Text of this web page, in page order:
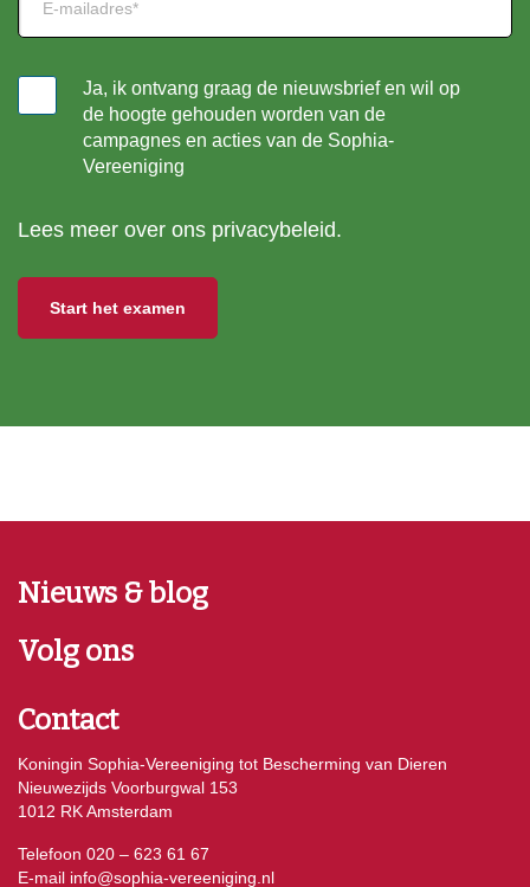
mailadres
SophiaNieuwsJa, ik ontvang graag de nieuwsbrief en wil op
de hoogte gehouden worden van de
campagnes en acties van de Sophia-
Vereeniging
Lees meer over ons privacybeleid.
Nieuws & blog
Volg ons
Contact
Koningin Sophia-Vereeniging tot Bescherming van Dieren
Nieuwezijds Voorburgwal 153
1012 RK Amsterdam
Telefoon 020 – 623 61 67
E-mail info@sophia-vereeniging.nl